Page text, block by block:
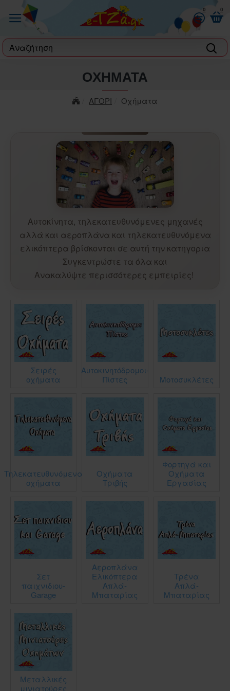
0 0
label
ΑΓΟΡΙ Οχήματα
ΟΧΉΜΑΤΑ
Αυτοκίνητα, τηλεκατευθυνόμενες μηχανές
αλλά και αεροπλάνα και τηλεκατευθυνόμενα
ελικόπτερα βρίσκονται σε αυτή την κατηγορια
Συγκεντρώστε τα όλα και
Ανακαλύψτε περισσότερες εμπειρίες!
Σειρές
οχήματα
Αυτοκινητόδρομοι-
Πίστες
Μοτοσυκλέτες
Τηλεκατευθυνόμενα
οχήματα
Οχήματα
Τριβής
Φορτηγά και
Οχήματα
Εργασίας
Σετ
παιχνιδιου-
Garage
Αεροπλάνα
Ελικόπτερα
Απλά-
Μπαταρίας
Τρένα
Απλά-
Μπαταρίας
Μεταλλικές
μινιατούρες